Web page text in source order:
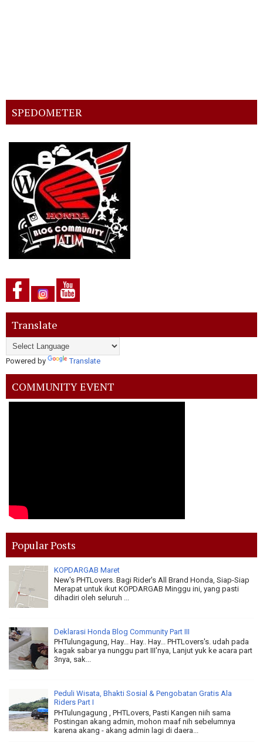
SPEDOMETER
Translate
Powered by Translate
COMMUNITY EVENT
Popular Posts
KOPDARGAB Maret
New's PHTLovers. Bagi Rider's All Brand Honda, Siap-Siap
Merapat untuk ikut KOPDARGAB Minggu ini, yang pasti
dihadiri oleh seluruh ...
Deklarasi Honda Blog Community Part III
PHTulungagung, Hay... Hay.. Hay... PHTLovers's. udah pada
kagak sabar ya nunggu part III'nya, Lanjut yuk ke acara part
3nya, sak...
Peduli Wisata, Bhakti Sosial & Pengobatan Gratis Ala
Riders Part I
PHTulungagung , PHTLovers, Pasti Kangen niih sama
Postingan akang admin, mohon maaf nih sebelumnya
karena akang - akang admin lagi di daera...